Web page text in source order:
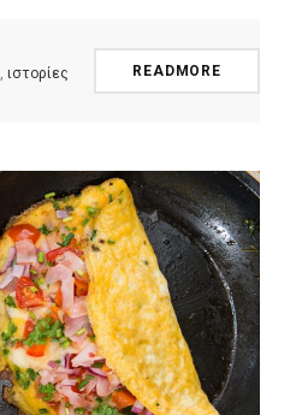
, ιστορίες
READMORE